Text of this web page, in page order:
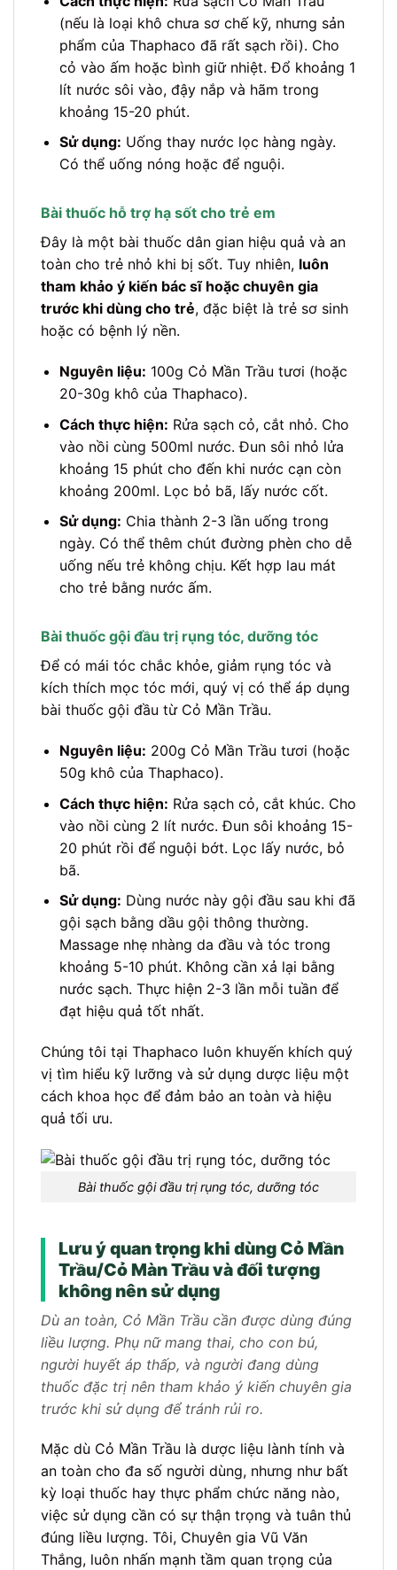
(nếu là loại khô chưa sơ chế kỹ, nhưng sản
phẩm của Thaphaco đã rất sạch rồi). Cho
cỏ vào ấm hoặc bình giữ nhiệt. Đổ khoảng 1
lít nước sôi vào, đậy nắp và hãm trong
khoảng 15-20 phút.
Sử dụng: Uống thay nước lọc hàng ngày.
Có thể uống nóng hoặc để nguội.
Bài thuốc hỗ trợ hạ sốt cho trẻ em
Đây là một bài thuốc dân gian hiệu quả và an
toàn cho trẻ nhỏ khi bị sốt. Tuy nhiên, luôn
tham khảo ý kiến bác sĩ hoặc chuyên gia
trước khi dùng cho trẻ, đặc biệt là trẻ sơ sinh
hoặc có bệnh lý nền.
Nguyên liệu: 100g Cỏ Mần Trầu tươi (hoặc
20-30g khô của Thaphaco).
Cách thực hiện: Rửa sạch cỏ, cắt nhỏ. Cho
vào nồi cùng 500ml nước. Đun sôi nhỏ lửa
khoảng 15 phút cho đến khi nước cạn còn
khoảng 200ml. Lọc bỏ bã, lấy nước cốt.
Sử dụng: Chia thành 2-3 lần uống trong
ngày. Có thể thêm chút đường phèn cho dễ
uống nếu trẻ không chịu. Kết hợp lau mát
cho trẻ bằng nước ấm.
Bài thuốc gội đầu trị rụng tóc, dưỡng tóc
Để có mái tóc chắc khỏe, giảm rụng tóc và
kích thích mọc tóc mới, quý vị có thể áp dụng
bài thuốc gội đầu từ Cỏ Mần Trầu.
Nguyên liệu: 200g Cỏ Mần Trầu tươi (hoặc
50g khô của Thaphaco).
Cách thực hiện: Rửa sạch cỏ, cắt khúc. Cho
vào nồi cùng 2 lít nước. Đun sôi khoảng 15-
20 phút rồi để nguội bớt. Lọc lấy nước, bỏ
bã.
Sử dụng: Dùng nước này gội đầu sau khi đã
gội sạch bằng dầu gội thông thường.
Massage nhẹ nhàng da đầu và tóc trong
khoảng 5-10 phút. Không cần xả lại bằng
nước sạch. Thực hiện 2-3 lần mỗi tuần để
đạt hiệu quả tốt nhất.
Chúng tôi tại Thaphaco luôn khuyến khích quý
vị tìm hiểu kỹ lưỡng và sử dụng dược liệu một
cách khoa học để đảm bảo an toàn và hiệu
quả tối ưu.
Bài thuốc gội đầu trị rụng tóc, dưỡng tóc
Lưu ý quan trọng khi dùng Cỏ Mần
Trầu/Cỏ Màn Trầu và đối tượng
không nên sử dụng
Dù an toàn, Cỏ Mần Trầu cần được dùng đúng
liều lượng. Phụ nữ mang thai, cho con bú,
người huyết áp thấp, và người đang dùng
thuốc đặc trị nên tham khảo ý kiến chuyên gia
trước khi sử dụng để tránh rủi ro.
Mặc dù Cỏ Mần Trầu là dược liệu lành tính và
an toàn cho đa số người dùng, nhưng như bất
kỳ loại thuốc hay thực phẩm chức năng nào,
việc sử dụng cần có sự thận trọng và tuân thủ
đúng liều lượng. Tôi, Chuyên gia Vũ Văn
Thắng, luôn nhấn mạnh tầm quan trọng của